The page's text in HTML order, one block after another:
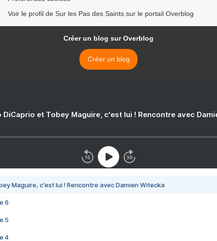
Voir le profil de Sur les Pas des Saints sur le portail Overblog
Créer un blog sur Overblog
Créer un blog
DiCaprio et Tobey Maguire, c'est lui ! Rencontre avec
Maguire, c'est lui ! Rencontre avec Damien Witecka
6
5
4